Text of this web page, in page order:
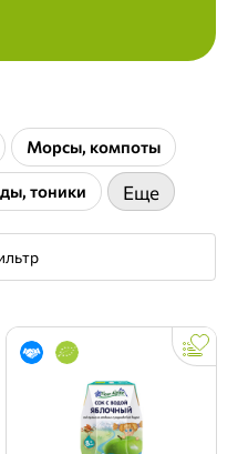
Морсы, компоты
тоники Еще